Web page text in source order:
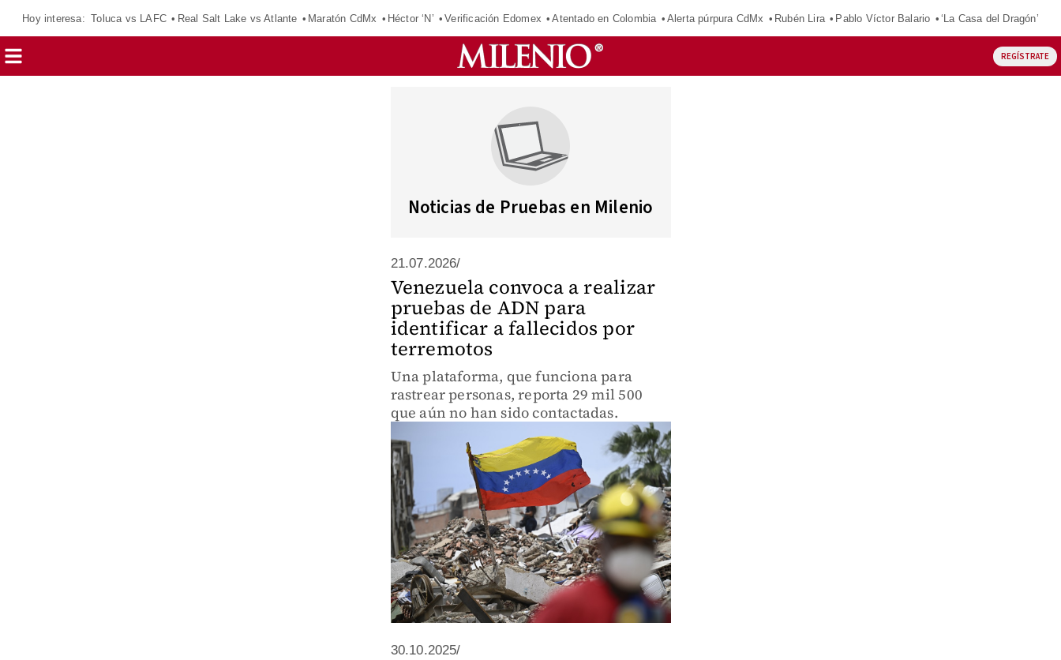
Hoy interesa: Toluca vs LAFC Real Salt Lake vs Atlante Maratón CdMx Héctor ‘N’ Verificación Edomex Atentado en Colombia Alerta púrpura CdMx Rubén Lira Pablo Víctor Balario ‘La Casa del Dragón’
REGÍSTRATE
Noticias de Pruebas en Milenio
21.07.2026/
Venezuela convoca a realizar
pruebas de ADN para
identificar a fallecidos por
terremotos
Una plataforma, que funciona para
rastrear personas, reporta 29 mil 500
que aún no han sido contactadas.
30.10.2025/